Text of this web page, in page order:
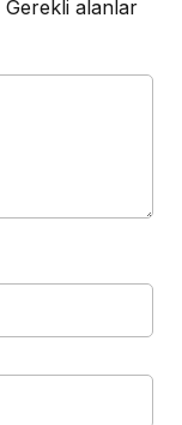
Gerekli alanlar